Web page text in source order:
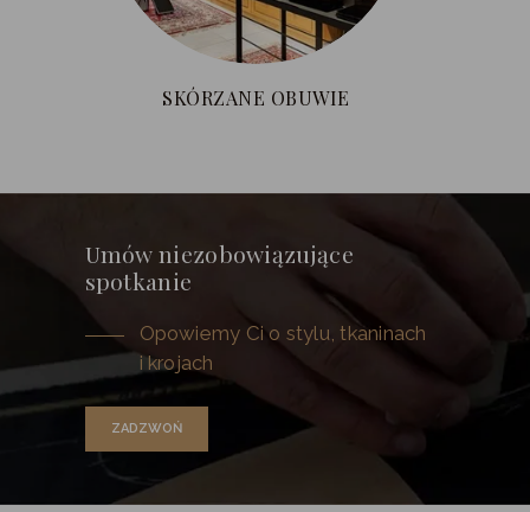
SKÓRZANE OBUWIE
Umów niezobowiązujące
spotkanie
Opowiemy Ci o stylu, tkaninach
i krojach
ZADZWOŃ